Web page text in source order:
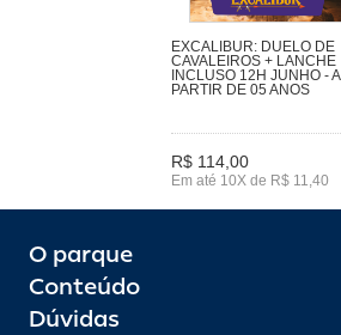
EXCALIBUR: DUELO DE
CAVALEIROS + LANCHE
INCLUSO 12H JUNHO - A
PARTIR DE 05 ANOS
R$ 114,00
Em até 10X de R$ 11,40
O parque
Conteúdo
Dúvidas